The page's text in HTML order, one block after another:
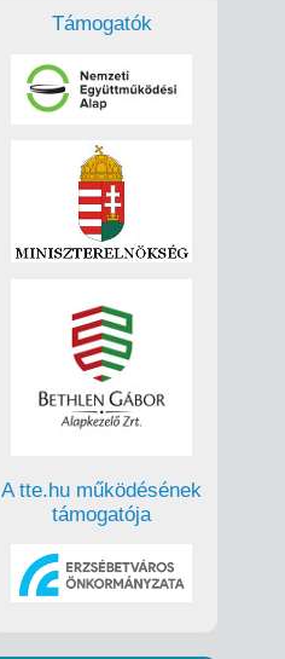
Támogatók
A tte.hu működésének
támogatója